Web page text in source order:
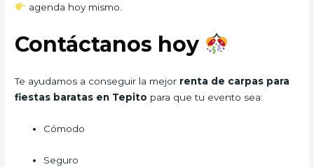
agenda hoy mismo.
Contáctanos hoy
Te ayudamos a conseguir la mejor renta de carpas para
fiestas baratas en Tepito para que tu evento sea:
Cómodo
Seguro